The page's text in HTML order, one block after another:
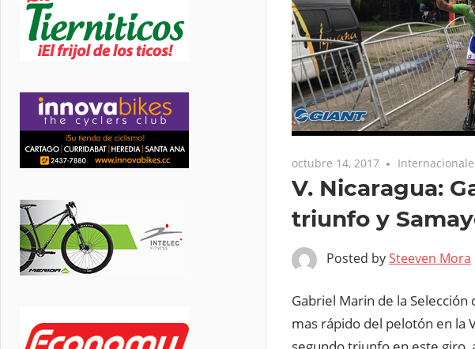
octubre 14, 2017
V. Nicaragua:
triunfo y
Posted bySteeven Mora
Gabriel Marin de la
mas rápido del pelotón en la